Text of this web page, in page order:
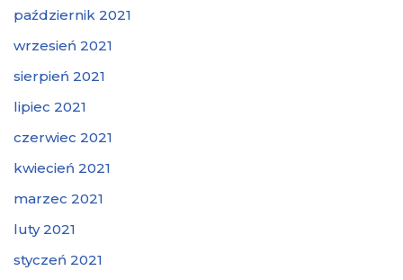
październik 2021
wrzesień 2021
sierpień 2021
lipiec 2021
czerwiec 2021
kwiecień 2021
marzec 2021
luty 2021
styczeń 2021